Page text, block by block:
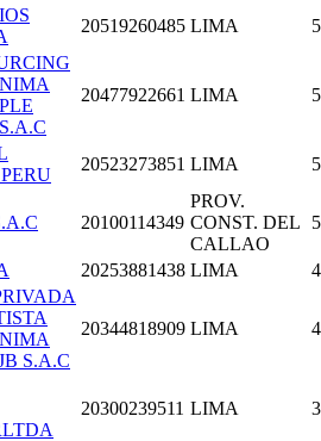
20519260485 LIMA
20477922661 LIMA
20523273851 LIMA
20100114349
PROV.
CONST. DEL
CALLAO
20253881438 LIMA
S.A.C
20344818909 LIMA
20300239511 LIMA